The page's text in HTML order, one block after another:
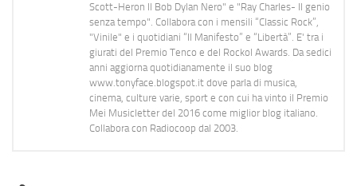
Scott-Heron Il Bob Dylan Nero" e "Ray Charles- Il genio
senza tempo". Collabora con i mensili “Classic Rock”,
"Vinile" e i quotidiani “Il Manifesto” e “Libertà”. E' tra i
giurati del Premio Tenco e del Rockol Awards. Da sedici
anni aggiorna quotidianamente il suo blog
www.tonyface.blogspot.it dove parla di musica,
cinema, culture varie, sport e con cui ha vinto il Premio
Mei Musicletter del 2016 come miglior blog italiano.
Collabora con Radiocoop dal 2003.